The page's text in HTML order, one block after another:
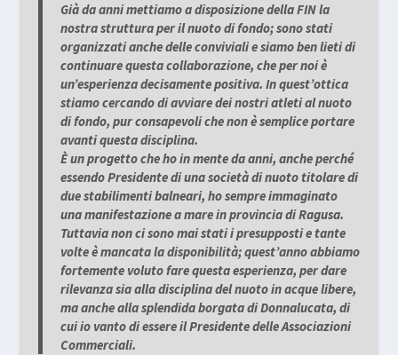
Già da anni mettiamo a disposizione della FIN la
nostra struttura per il nuoto di fondo; sono stati
organizzati anche delle conviviali e siamo ben lieti di
continuare questa collaborazione, che per noi è
un’esperienza decisamente positiva. In quest’ottica
stiamo cercando di avviare dei nostri atleti al nuoto
di fondo, pur consapevoli che non è semplice portare
avanti questa disciplina.
È un progetto che ho in mente da anni, anche perché
essendo Presidente di una società di nuoto titolare di
due stabilimenti balneari, ho sempre immaginato
una manifestazione a mare in provincia di Ragusa.
Tuttavia non ci sono mai stati i presupposti e tante
volte è mancata la disponibilità; quest’anno abbiamo
fortemente voluto fare questa esperienza, per dare
rilevanza sia alla disciplina del nuoto in acque libere,
ma anche alla splendida borgata di Donnalucata, di
cui io vanto di essere il Presidente delle Associazioni
Commerciali.